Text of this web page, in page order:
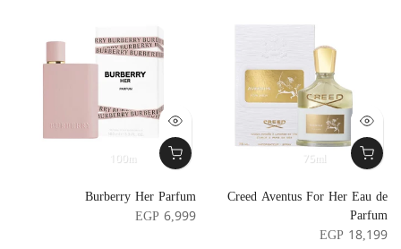
100m
Burberry Her Parfum
EGP 6,999
75ml
Creed Aventus For Her Eau de
Parfum
EGP 18,199